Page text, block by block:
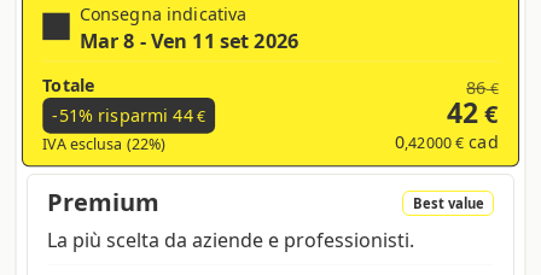
Consegna indicativa
Mar 8 - Ven 11 set 2026
Totale
-51% risparmi44€
IVA esclusa (22%)
86€
42€
0,42000 € cad
Premium Best value
La più scelta da aziende e professionisti.